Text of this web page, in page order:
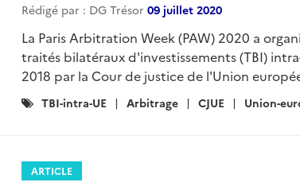
Rédigé par : DG Trésor 09 juillet 2020
La Paris Arbitration Week (PAW) 2020 a
traités bilatéraux d'investissements (TBI)
2018 par la Cour de justice de l'Union
Catégories
TBI-intra-UE Arbitrage CJUE Union-
ARTICLE